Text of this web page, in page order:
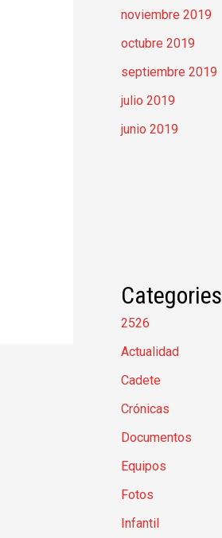
noviembre 2019
octubre 2019
septiembre 2019
julio 2019
junio 2019
Categories
2526
Actualidad
Cadete
Crónicas
Documentos
Equipos
Fotos
Infantil